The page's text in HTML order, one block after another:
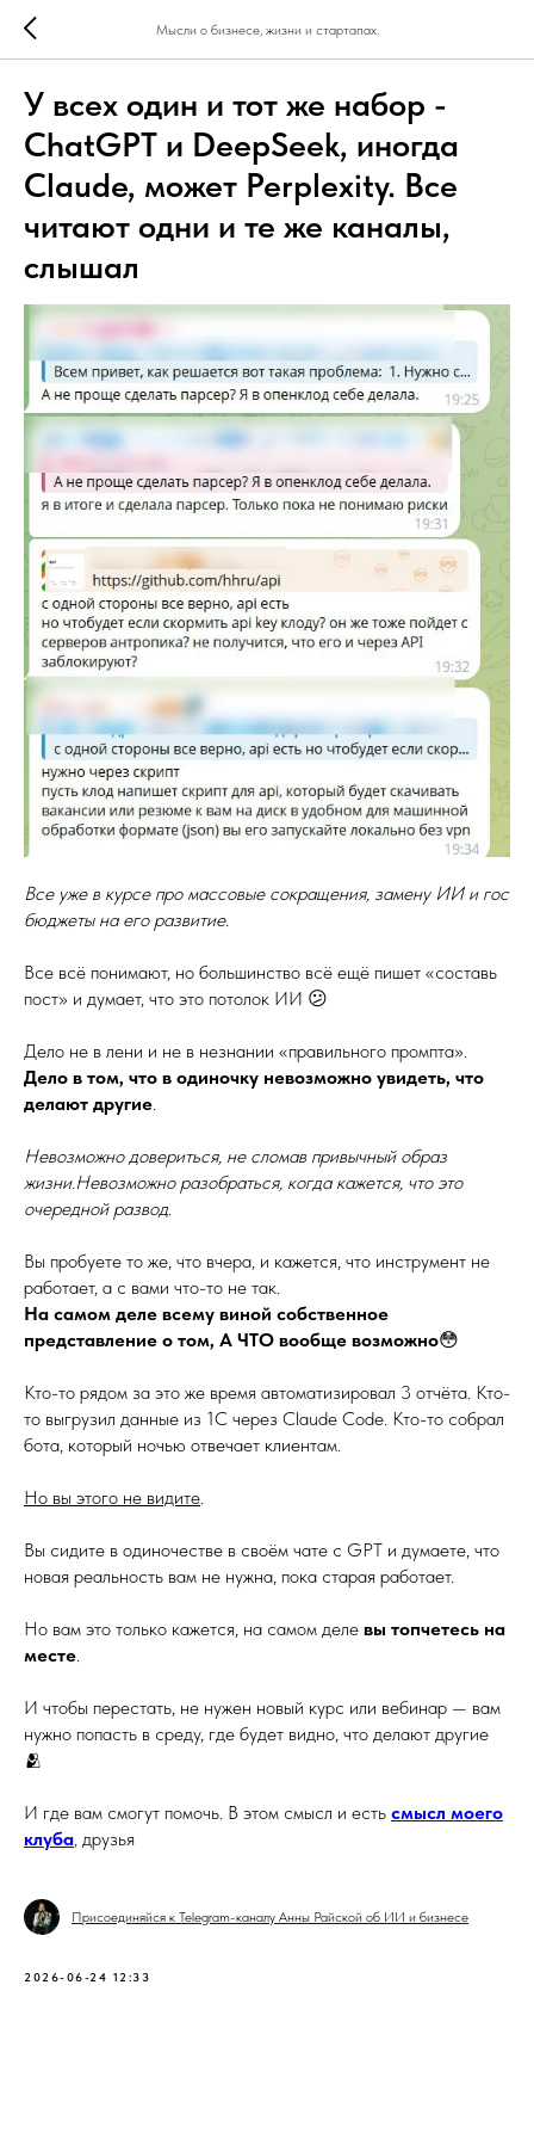
Мысли о бизнесе, жизни и стартапах.
У всех один и тот же набор -
ChatGPT и DeepSeek, иногда
Claude, может Perplexity. Все
читают одни и те же каналы,
слышал
Все уже в курсе про массовые сокращения, замену ИИ и гос
бюджеты на его развитие.
Все всё понимают, но большинство всё ещё пишет «составь
пост» и думает, что это потолок ИИ 😕
Дело не в лени и не в незнании «правильного промпта».
Дело в том, что в одиночку невозможно увидеть, что
делают другие
Невозможно довериться, не сломав привычный образ
жизни.Невозможно разобраться, когда кажется, что это
очередной развод
Вы пробуете то же, что вчера, и кажется, что инструмент не
работает, а с вами что-то не так.
На самом деле всему виной собственное
представление о том, А ЧТО вообще возможно😳
Кто-то рядом за это же время автоматизировал 3 отчёта. Кто-
то выгрузил данные из 1С через Claude Code. Кто-то собрал
бота, который ночью отвечает клиентам.
Но вы этого не видите
Вы сидите в одиночестве в своём чате с GPT и думаете, что
новая реальность вам не нужна, пока старая работает.
Но вам это только кажется, на самом деле вы топчетесь на
месте
И чтобы перестать, не нужен новый курс или вебинар — вам
нужно попасть в среду, где будет видно, что делают другие
🫂
И где вам смогут помочь. В этом смысл и есть смысл моего
клуба друзья
Присоединяйся к Telegram-каналу Анны Райской об ИИ и бизнесе
2026-06-24 12:33